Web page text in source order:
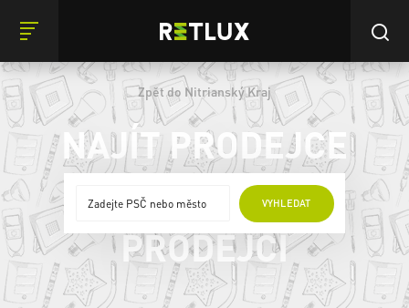
Zpět do Nitrianský Kraj
NAJÍT PRODEJCE
VYHLEDAT
ONLINE
PRODEJCI